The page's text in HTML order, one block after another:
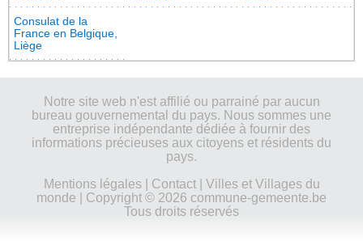
Consulat de la
France en Belgique,
Liège
Notre site web n'est affilié ou parrainé par aucun
bureau gouvernemental du pays. Nous sommes une
entreprise indépendante dédiée à fournir des
informations précieuses aux citoyens et résidents du
pays.
Mentions légales| Contact| Villes et Villages du
monde | Copyright © 2026 commune-gemeente.be
Tous droits réservés